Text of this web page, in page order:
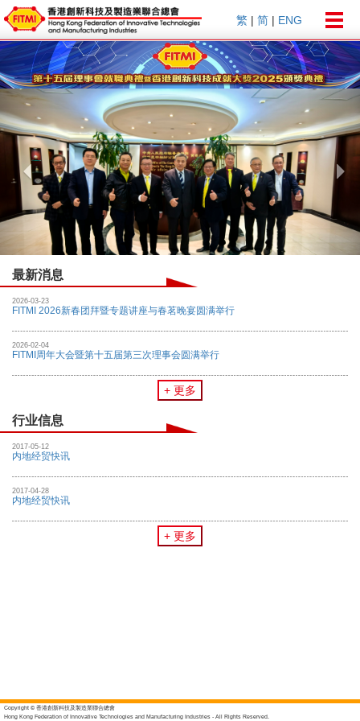
繁 | 简 | ENG
Previous
最新消息
2026-03-23
FITMI 2026新春团拜暨专题讲座与春茗晚宴圆满举行
2026-02-04
FITMI周年大会暨第十五届第三次理事会圆满举行
+ 更多
行业信息
2017-05-12
内地经贸快讯
2017-04-28
内地经贸快讯
+ 更多
Copyright © 香港創新科技及製造業聯合總會
Hong Kong Federation of Innovative Technologies and Manufacturing Industries - All Rights Reserved.